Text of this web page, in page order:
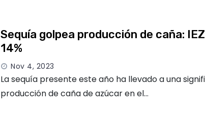
Sequía golpea producción de caña:
14%
Nov 4, 2023
La sequía presente este año ha llevado a una
producción de caña de azúcar en el…